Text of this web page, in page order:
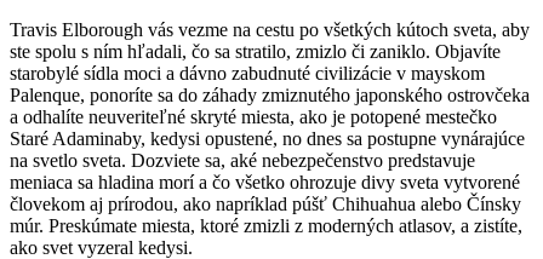
Travis Elborough vás vezme na cestu po všetkých kútoch sveta, aby
ste spolu s ním hľadali, čo sa stratilo, zmizlo či zaniklo. Objavíte
starobylé sídla moci a dávno zabudnuté civilizácie v mayskom
Palenque, ponoríte sa do záhady zmiznutého japonského ostrovčeka
a odhalíte neuveriteľné skryté miesta, ako je potopené mestečko
Staré Adaminaby, kedysi opustené, no dnes sa postupne vynárajúce
na svetlo sveta. Dozviete sa, aké nebezpečenstvo predstavuje
meniaca sa hladina morí a čo všetko ohrozuje divy sveta vytvorené
človekom aj prírodou, ako napríklad púšť Chihuahua alebo Čínsky
múr. Preskúmate miesta, ktoré zmizli z moderných atlasov, a zistíte,
ako svet vyzeral kedysi.